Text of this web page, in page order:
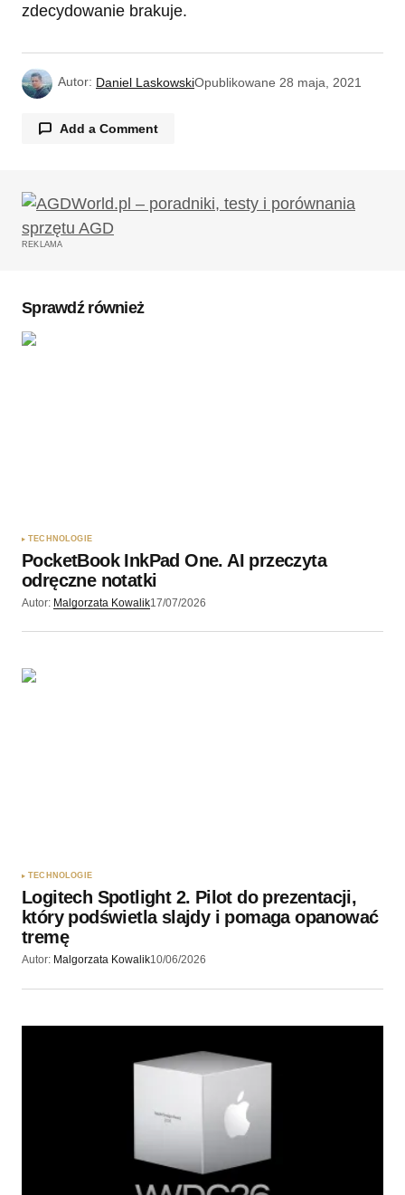
zdecydowanie brakuje.
Autor: Daniel LaskowskiOpublikowane 28 maja, 2021
Add a Comment
Twój adres email nie zostanie opublikowany.
Wymagane pola są oznaczone
Wyślij komentarz
REKLAMA
Sprawdź również
TECHNOLOGIE
PocketBook InkPad One. AI przeczyta
odręczne notatki
Autor: Malgorzata Kowalik17/07/2026
TECHNOLOGIE
Logitech Spotlight 2. Pilot do prezentacji,
który podświetla slajdy i pomaga opanować
tremę
Autor: Malgorzata Kowalik10/06/2026